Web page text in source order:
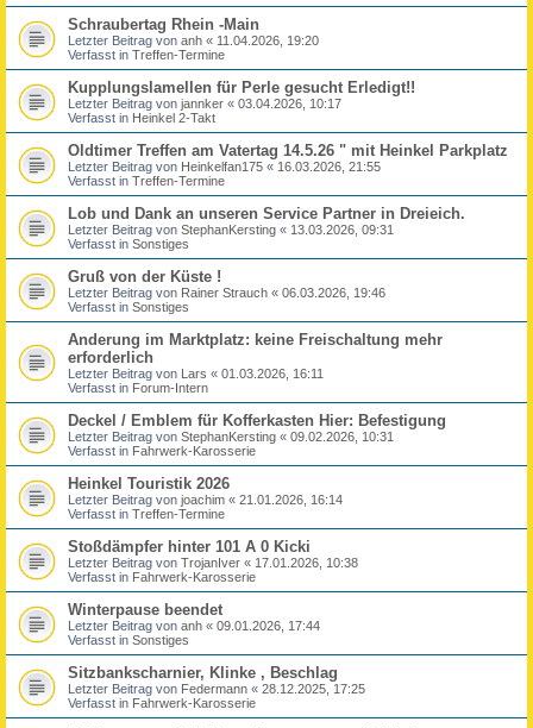
Schraubertag Rhein -Main
Letzter Beitrag von anh « 11.04.2026, 19:20
Verfasst in Treffen-Termine
Kupplungslamellen für Perle gesucht Erledigt!!
Letzter Beitrag von jannker « 03.04.2026, 10:17
Verfasst in Heinkel 2-Takt
Oldtimer Treffen am Vatertag 14.5.26 " mit Heinkel Parkplatz
Letzter Beitrag von Heinkelfan175 « 16.03.2026, 21:55
Verfasst in Treffen-Termine
Lob und Dank an unseren Service Partner in Dreieich.
Letzter Beitrag von StephanKersting « 13.03.2026, 09:31
Verfasst in Sonstiges
Gruß von der Küste !
Letzter Beitrag von Rainer Strauch « 06.03.2026, 19:46
Verfasst in Sonstiges
Anderung im Marktplatz: keine Freischaltung mehr
erforderlich
Letzter Beitrag von Lars « 01.03.2026, 16:11
Verfasst in Forum-Intern
Deckel / Emblem für Kofferkasten Hier: Befestigung
Letzter Beitrag von StephanKersting « 09.02.2026, 10:31
Verfasst in Fahrwerk-Karosserie
Heinkel Touristik 2026
Letzter Beitrag von joachim « 21.01.2026, 16:14
Verfasst in Treffen-Termine
Stoßdämpfer hinter 101 A 0 Kicki
Letzter Beitrag von TrojanIver « 17.01.2026, 10:38
Verfasst in Fahrwerk-Karosserie
Winterpause beendet
Letzter Beitrag von anh « 09.01.2026, 17:44
Verfasst in Sonstiges
Sitzbankscharnier, Klinke , Beschlag
Letzter Beitrag von Federmann « 28.12.2025, 17:25
Verfasst in Fahrwerk-Karosserie